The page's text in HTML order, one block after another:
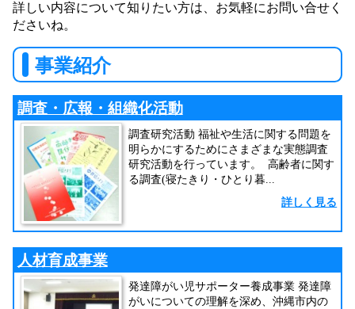
詳しい内容について知りたい方は、お気軽にお問い合せく
ださいね。
事業紹介
調査・広報・組織化活動
調査研究活動 福祉や生活に関する問題を
明らかにするためにさまざまな実態調査
研究活動を行っています。 高齢者に関す
る調査(寝たきり・ひとり暮...
詳しく見る
人材育成事業
発達障がい児サポーター養成事業 発達障
がいについての理解を深め、沖縄市内の